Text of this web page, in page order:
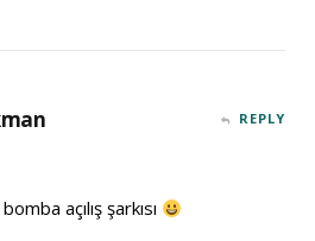
REPLY
açılış şarkısı